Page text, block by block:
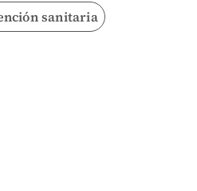
sanitaria